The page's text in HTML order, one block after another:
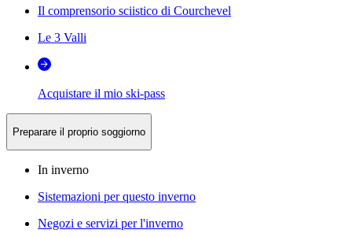
Il comprensorio sciistico di Courchevel
Le 3 Valli
Acquistare il mio ski-pass
Preparare il proprio soggiorno
In inverno
Sistemazioni per questo inverno
Negozi e servizi per l'inverno